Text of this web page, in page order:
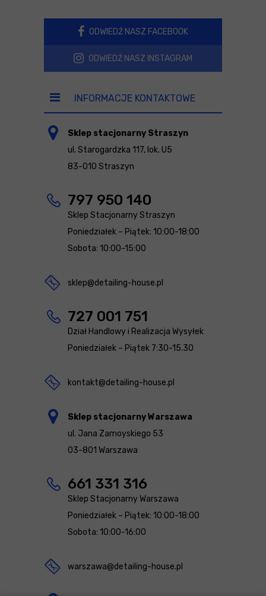
ODWIEDŹ NASZ FACEBOOK
ODWIEDŹ NASZ INSTAGRAM
INFORMACJE KONTAKTOWE
Sklep stacjonarny Straszyn
ul. Starogardzka 117, lok. U5
83-010 Straszyn
797 950 140
Sklep Stacjonarny Straszyn
Poniedziałek – Piątek: 10:00-18:00
Sobota: 10:00-15:00
sklep@detailing-house.pl
727 001 751
Dział Handlowy i Realizacja Wysyłek
Poniedziałek – Piątek 7:30-15.30
kontakt@detailing-house.pl
Sklep stacjonarny Warszawa
ul. Jana Zamoyskiego 53
03-801 Warszawa
661 331 316
Sklep Stacjonarny Warszawa
Poniedziałek – Piątek: 10:00-18:00
Sobota: 10:00-16:00
warszawa@detailing-house.pl